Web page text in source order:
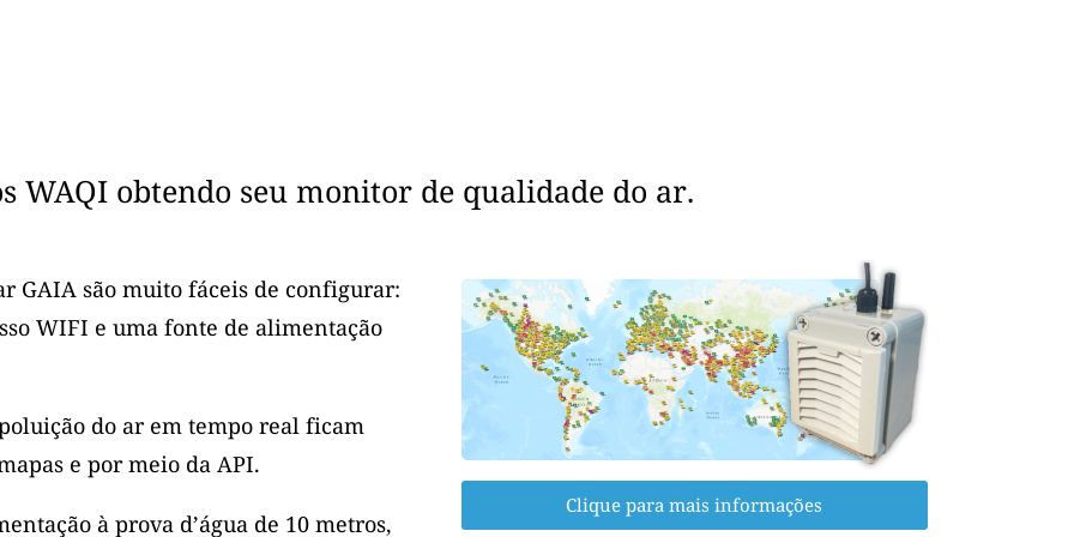
WAQI obtendo seu monitor de qualidade do ar.
GAIA são muito fáceis de configurar:
WIFI e uma fonte de alimentação
do ar em tempo real ficam
e por meio da API.
à prova d’água de 10 metros,
Clique para mais informações